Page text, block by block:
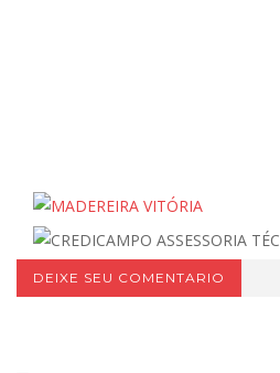
DEIXE SEU COMENTARIO